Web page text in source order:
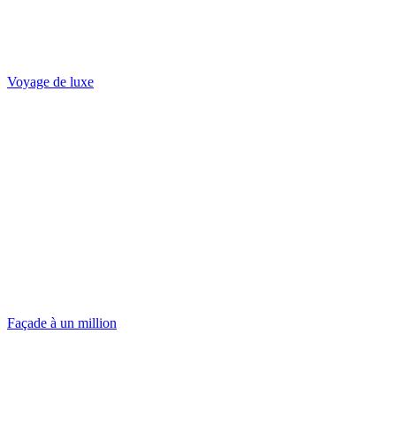
Voyage de luxe
Façade à un million